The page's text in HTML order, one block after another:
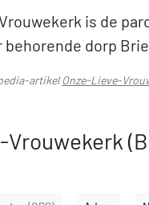
is de
dorp
artikelOnze-Lieve-
Vrouwekerk